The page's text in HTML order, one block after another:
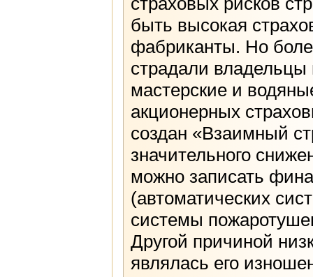
быть высокая
фабриканты. Но
страдали
мастерские и
акционерных
создан «Взаимный
значительного
можно записать
(автоматических
системы
Другой причиной
являлась его